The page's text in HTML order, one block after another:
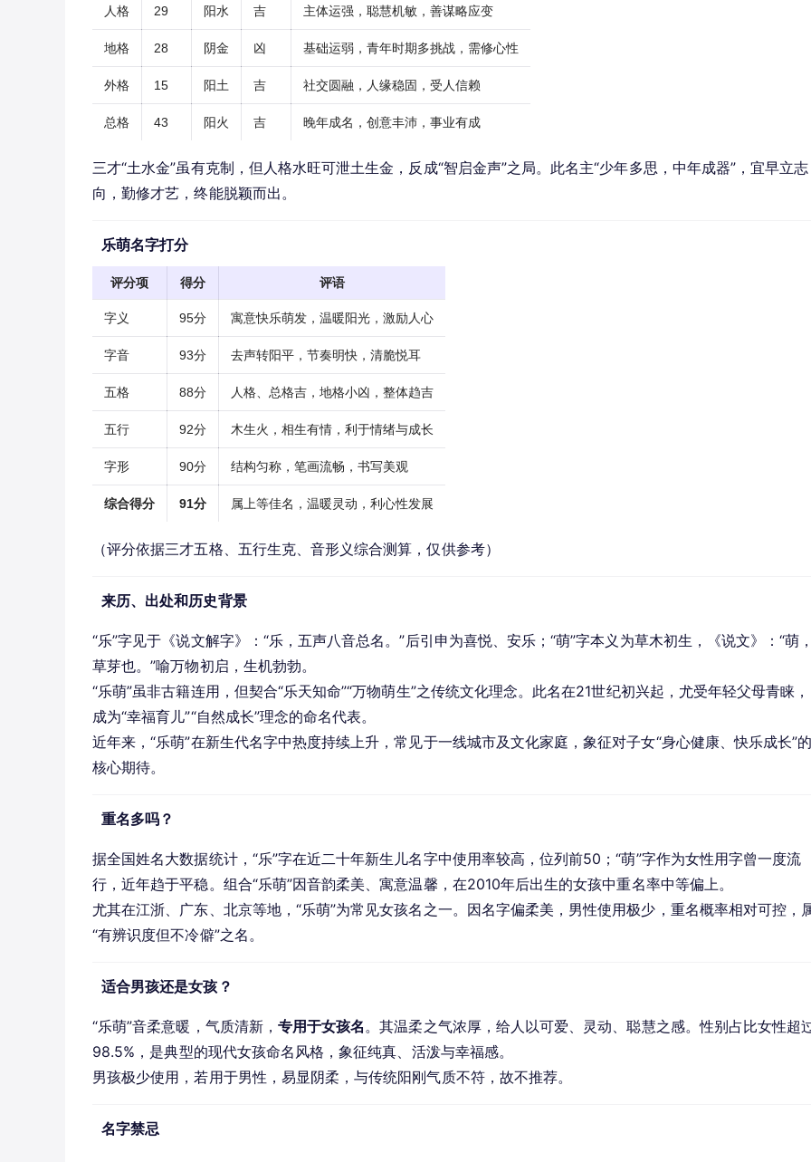
人格 29 阳水 吉 主体运强，聪慧机敏，善谋略应变
地格 28 阴金 凶 基础运弱，青年时期多挑战，需修心性
外格 15 阳土 吉 社交圆融，人缘稳固，受人信赖
总格 43 阳火 吉 晚年成名，创意丰沛，事业有成
三才“土水金”虽有克制，但人格水旺可泄土生金，反成“智启金声”之局。此名主“少年多思，中年成器”，宜早立志
向，勤修才艺，终能脱颖而出。
乐萌名字打分
评分项 得分 评语
字义 95分 寓意快乐萌发，温暖阳光，激励人心
字音 93分 去声转阳平，节奏明快，清脆悦耳
五格 88分 人格、总格吉，地格小凶，整体趋吉
五行 92分 木生火，相生有情，利于情绪与成长
字形 90分 结构匀称，笔画流畅，书写美观
综合得分 91分 属上等佳名，温暖灵动，利心性发展
（评分依据三才五格、五行生克、音形义综合测算，仅供参考）
来历、出处和历史背景
“乐”字见于《说文解字》：“乐，五声八音总名。”后引申为喜悦、安乐；“萌”字本义为草木初生，《说文》：“萌
草芽也。”喻万物初启，生机勃勃。
“乐萌”虽非古籍连用，但契合“乐天知命”“万物萌生”之传统文化理念。此名在21世纪初兴起，尤受年轻父母青睐，
成为“幸福育儿”“自然成长”理念的命名代表。
近年来，“乐萌”在新生代名字中热度持续上升，常见于一线城市及文化家庭，象征对子女“身心健康、快乐成长”
核心期待。
重名多吗？
据全国姓名大数据统计，“乐”字在近二十年新生儿名字中使用率较高，位列前50；“萌”字作为女性用字曾一度流
行，近年趋于平稳。组合“乐萌”因音韵柔美、寓意温馨，在2010年后出生的女孩中重名率中等偏上。
尤其在江浙、广东、北京等地，“乐萌”为常见女孩名之一。因名字偏柔美，男性使用极少，重名概率相对可控，
“有辨识度但不冷僻”之名。
适合男孩还是女孩？
“乐萌”音柔意暖，气质清新， 专用于女孩名 。其温柔之气浓厚，给人以可爱、灵动、聪慧之感。性别占比女性超
98.5%，是典型的现代女孩命名风格，象征纯真、活泼与幸福感。
男孩极少使用，若用于男性，易显阴柔，与传统阳刚气质不符，故不推荐。
名字禁忌